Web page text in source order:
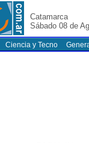
Catamarca
Sábado 08 de
Ciencia y Tecno